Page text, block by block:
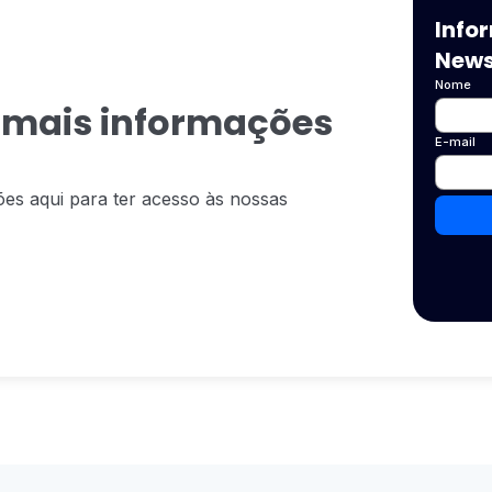
informações
aqui para ter acesso às nossas
Nome
E-mail